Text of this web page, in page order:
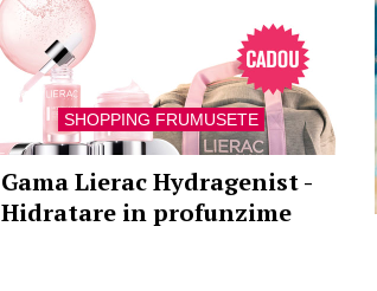
SHOPPING FRUMUSETE
Gama Lierac Hydragenist -
Hidratare in profunzime